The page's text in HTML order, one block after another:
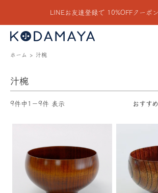
LINEお友達登録で 10%OFFクーポ
ホーム 汁椀
汁椀
9件中1－9件 表示 おすす